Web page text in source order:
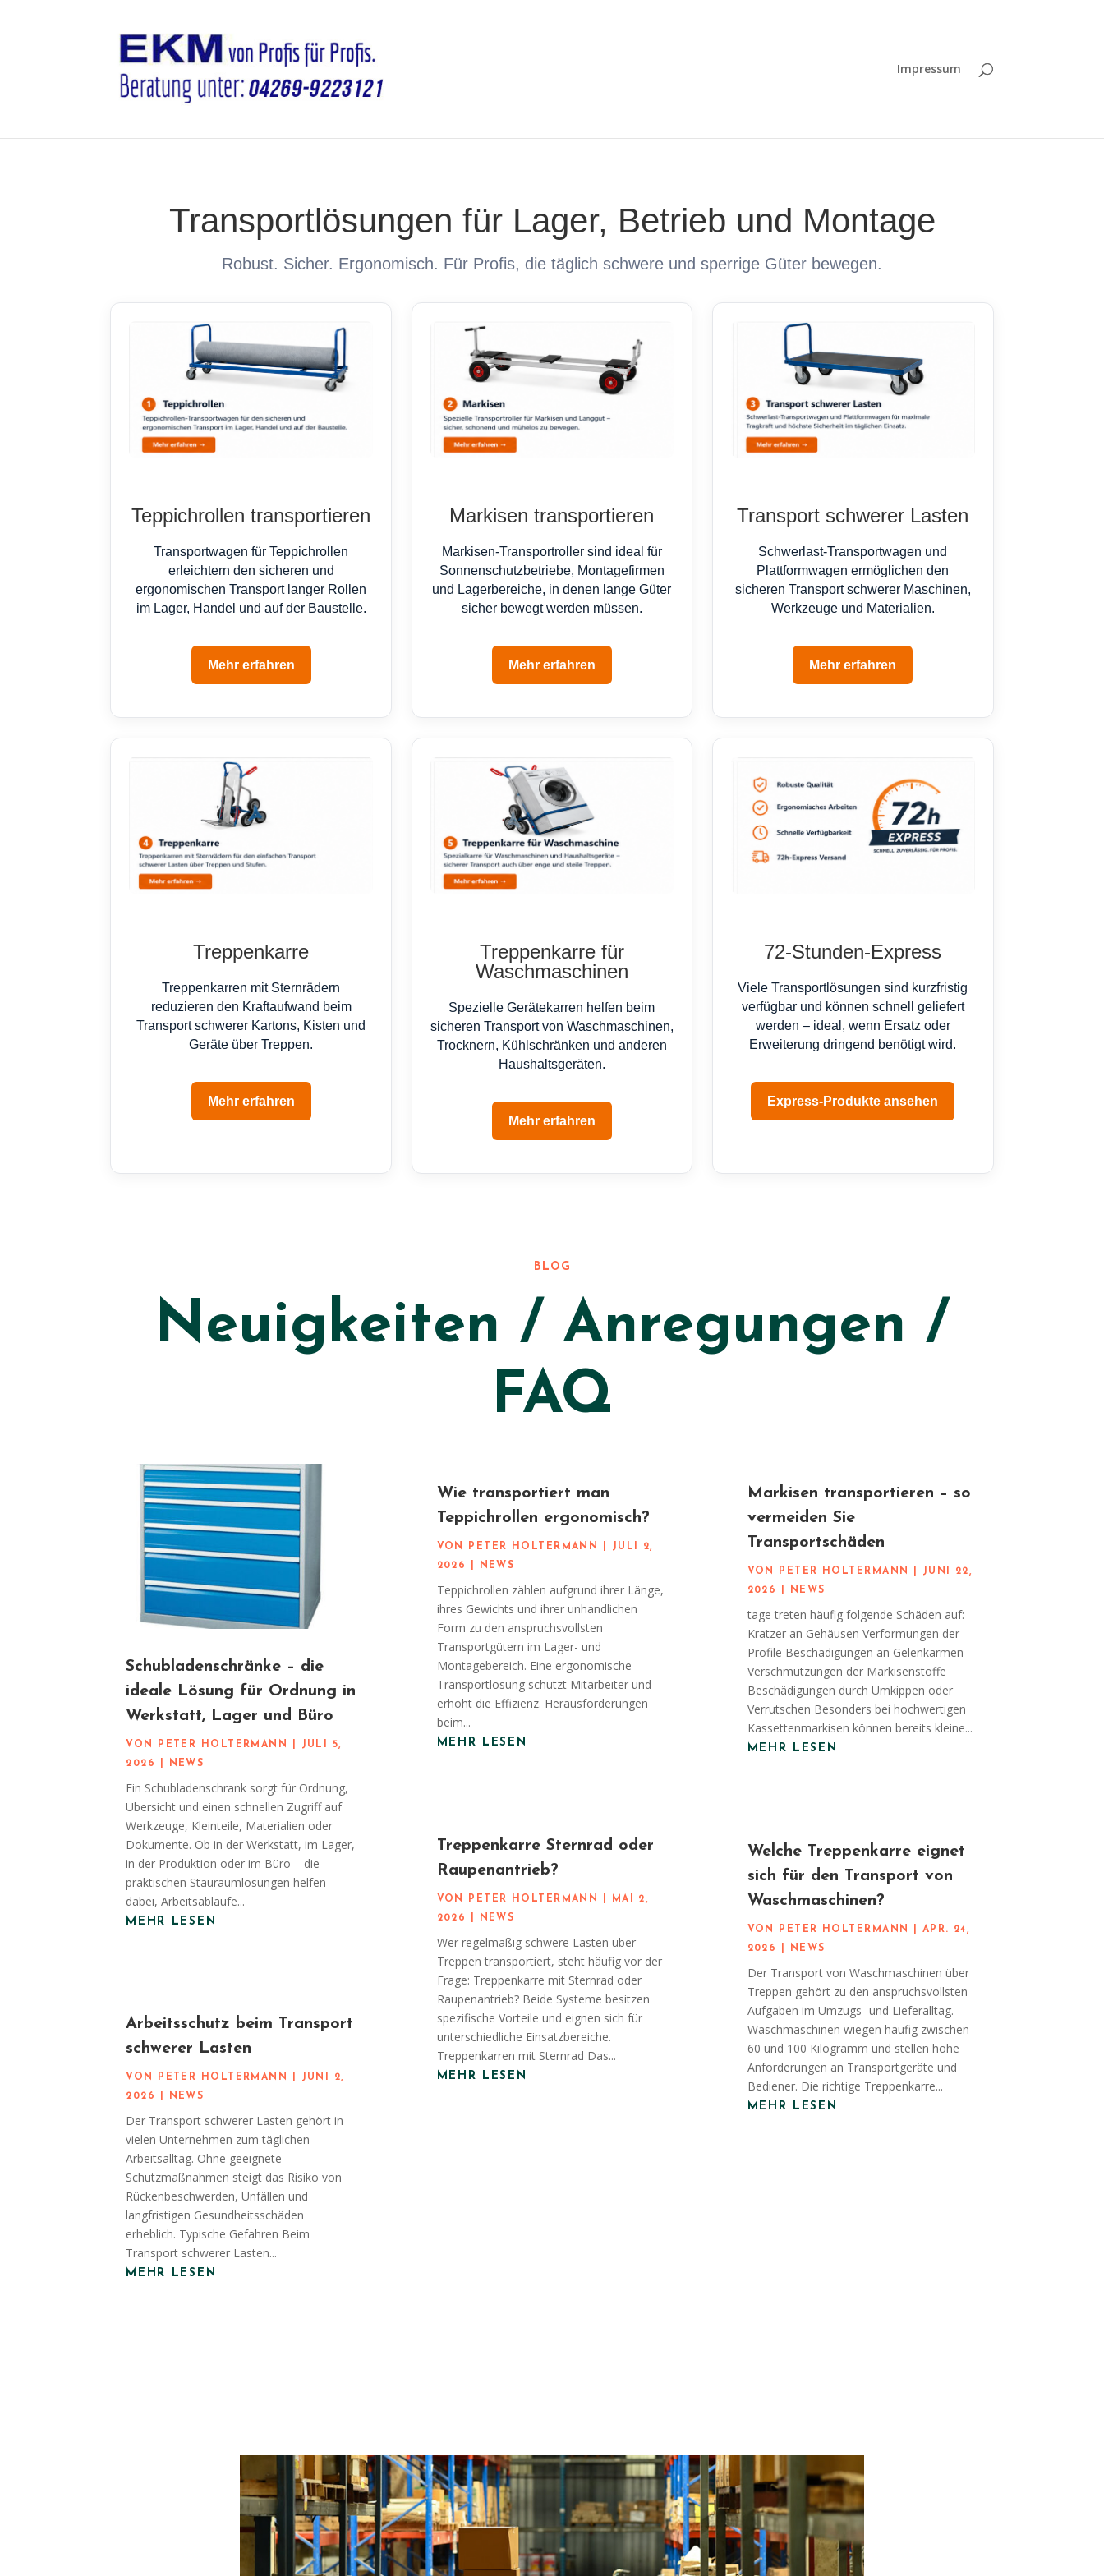
Impressum
Transportlösungen für Lager, Betrieb und Montage
Robust. Sicher. Ergonomisch. Für Profis, die täglich schwere und sperrige Güter bewegen.
Teppichrollen transportieren
Transportwagen für Teppichrollen
erleichtern den sicheren und
ergonomischen Transport langer Rollen
im Lager, Handel und auf der Baustelle.
Mehr erfahren
Markisen transportieren
Markisen-Transportroller sind ideal für
Sonnenschutzbetriebe, Montagefirmen
und Lagerbereiche, in denen lange Güter
sicher bewegt werden müssen.
Mehr erfahren
Transport schwerer Lasten
Schwerlast-Transportwagen und
Plattformwagen ermöglichen den
sicheren Transport schwerer Maschinen,
Werkzeuge und Materialien.
Mehr erfahren
Treppenkarre
Treppenkarren mit Sternrädern
reduzieren den Kraftaufwand beim
Transport schwerer Kartons, Kisten und
Geräte über Treppen.
Mehr erfahren
Treppenkarre für
Waschmaschinen
Spezielle Gerätekarren helfen beim
sicheren Transport von Waschmaschinen,
Trocknern, Kühlschränken und anderen
Haushaltsgeräten.
Mehr erfahren
72-Stunden-Express
Viele Transportlösungen sind kurzfristig
verfügbar und können schnell geliefert
werden – ideal, wenn Ersatz oder
Erweiterung dringend benötigt wird.
Express-Produkte ansehen
BLOG
Neuigkeiten / Anregungen /
FAQ
Schubladenschränke – die
ideale Lösung für Ordnung in
Werkstatt, Lager und Büro
VON PETER HOLTERMANN
JULI 5,
2026
NEWS
Ein Schubladenschrank sorgt für Ordnung,
Übersicht und einen schnellen Zugriff auf
Werkzeuge, Kleinteile, Materialien oder
Dokumente. Ob in der Werkstatt, im Lager,
in der Produktion oder im Büro – die
praktischen Stauraumlösungen helfen
dabei, Arbeitsabläufe...
MEHR LESEN
Arbeitsschutz beim Transport
schwerer Lasten
VON PETER HOLTERMANN
JUNI 2,
2026
NEWS
Der Transport schwerer Lasten gehört in
vielen Unternehmen zum täglichen
Arbeitsalltag. Ohne geeignete
Schutzmaßnahmen steigt das Risiko von
Rückenbeschwerden, Unfällen und
langfristigen Gesundheitsschäden
erheblich. Typische Gefahren Beim
Transport schwerer Lasten...
MEHR LESEN
Wie transportiert man
Teppichrollen ergonomisch?
VON PETER HOLTERMANN
JULI 2,
2026
NEWS
Teppichrollen zählen aufgrund ihrer Länge,
ihres Gewichts und ihrer unhandlichen
Form zu den anspruchsvollsten
Transportgütern im Lager- und
Montagebereich. Eine ergonomische
Transportlösung schützt Mitarbeiter und
erhöht die Effizienz. Herausforderungen
beim...
MEHR LESEN
Treppenkarre Sternrad oder
Raupenantrieb?
VON PETER HOLTERMANN
MAI 2,
2026
NEWS
Wer regelmäßig schwere Lasten über
Treppen transportiert, steht häufig vor der
Frage: Treppenkarre mit Sternrad oder
Raupenantrieb? Beide Systeme besitzen
spezifische Vorteile und eignen sich für
unterschiedliche Einsatzbereiche.
Treppenkarren mit Sternrad Das...
MEHR LESEN
Markisen transportieren – so
vermeiden Sie
Transportschäden
VON PETER HOLTERMANN
JUNI 22,
2026
NEWS
tage treten häufig folgende Schäden auf:
Kratzer an Gehäusen Verformungen der
Profile Beschädigungen an Gelenkarmen
Verschmutzungen der Markisenstoffe
Beschädigungen durch Umkippen oder
Verrutschen Besonders bei hochwertigen
Kassettenmarkisen können bereits kleine...
MEHR LESEN
Welche Treppenkarre eignet
sich für den Transport von
Waschmaschinen?
VON PETER HOLTERMANN
APR. 24,
2026
NEWS
Der Transport von Waschmaschinen über
Treppen gehört zu den anspruchsvollsten
Aufgaben im Umzugs- und Lieferalltag.
Waschmaschinen wiegen häufig zwischen
60 und 100 Kilogramm und stellen hohe
Anforderungen an Transportgeräte und
Bediener. Die richtige Treppenkarre...
MEHR LESEN